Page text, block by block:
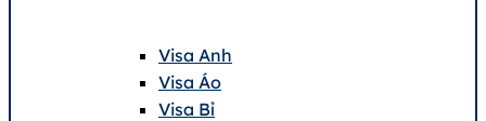
Visa Anh
Visa Áo
Visa Bỉ